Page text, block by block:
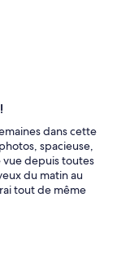
dans cette
spacieuse,
vue depuis toutes
du matin au
tout de même
Côté
rue, compter 3
la maison,